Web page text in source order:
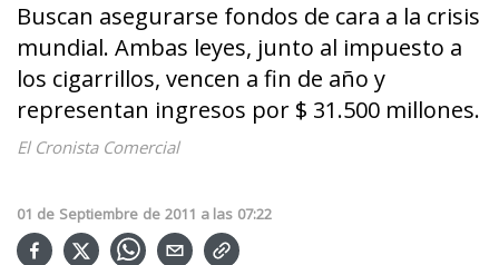
Buscan asegurarse fondos de cara a la crisis
mundial. Ambas leyes, junto al impuesto a
los cigarrillos, vencen a fin de año y
representan ingresos por $ 31.500 millones.
El Cronista Comercial
01 de Septiembre de 2011 a las 07:22